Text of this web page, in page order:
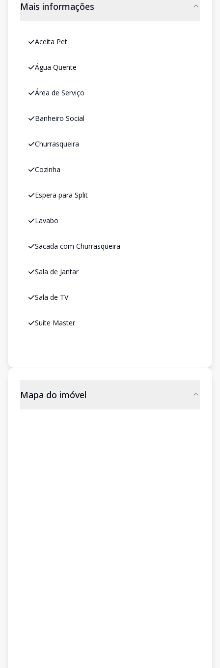
Mais informações
Aceita Pet
Água Quente
Área de Serviço
Banheiro Social
Churrasqueira
Cozinha
Espera para Split
Lavabo
Sacada com Churrasqueira
Sala de Jantar
Sala de TV
Suíte Master
Mapa do imóvel